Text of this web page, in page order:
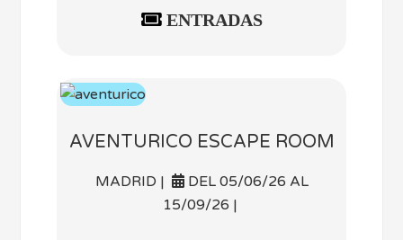
ENTRADAS
AVENTURICO ESCAPE ROOM
MADRID |
DEL 05/06/26 AL
15/09/26 |